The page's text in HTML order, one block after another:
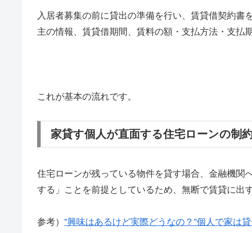
入居者募集の前に貸出の準備を行い、賃貸借契約
主の情報、賃貸借期間、賃料の額・支払方法・支払
これが基本の流れです。
家貸す個人が直面する住宅ローンの制
住宅ローンが残っている物件を貸す場合、金融機関
する」ことを前提としているため、無断で賃貸に出
参考） ”興味はあるけど実際どうなの？”個人で家